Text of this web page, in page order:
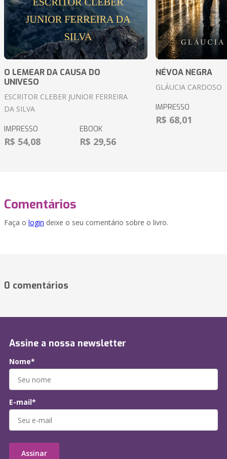
O LEMEAR DA CAUSA DO
UNIVESO
ESCRITOR CLEBER JUNIOR FERREIRA
DA SILVA
IMPRESSO
R$ 54,08
EBOOK
R$ 29,56
NÉVOA NEGRA
GLÁUCIA CARDOSO
IMPRESSO
R$ 68,01
Comentários
Faça o login deixe o seu comentário sobre o livro.
0 comentários
Assine a nossa newsletter
Nome*
E-mail*
Assinar